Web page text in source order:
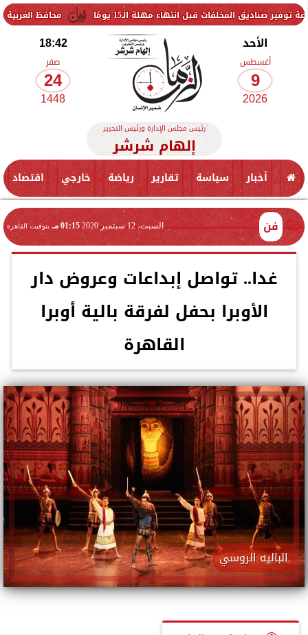
محافظ الغربية يتفقد قبل انتهاء مهلة الـ15 يومًا
الأحد
أغسطس
9
2026
18:42
صفر
24
1448
رئيس مجلس الإدارة ورئيس التحرير
إلهام شرشر
أخبار سياسة تقارير رياضة خارجي اقتصاد
فن السبت، 12 سبتمبر 2020 01:15 مـ بتوقيت القاهرة
غدا.. تواصل إبداعات وعروض دار
الأوبرا بحفل لفرقة بالية أوبرا
القاهرة
الباليه الروسي